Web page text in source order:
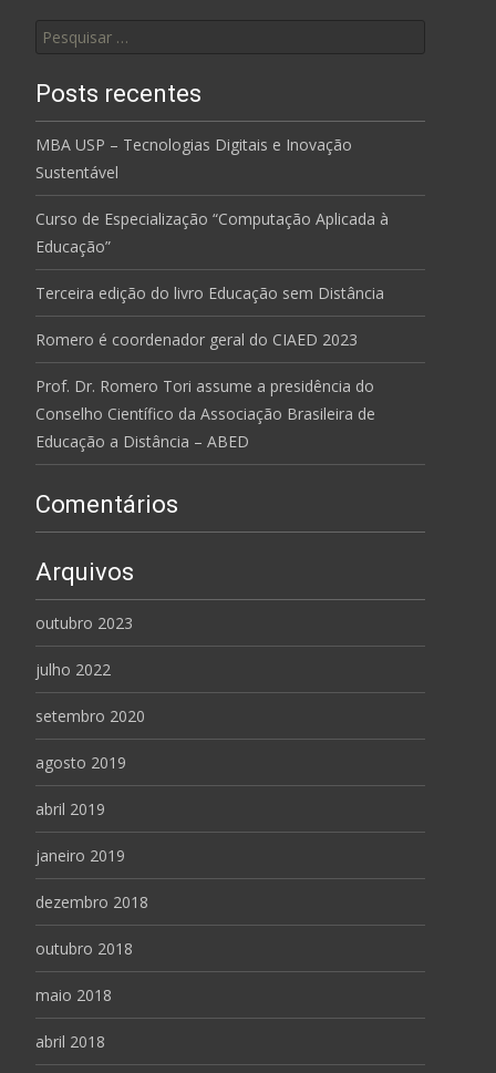
por:
Posts recentes
MBA USP – Tecnologias Digitais e Inovação
Sustentável
Curso de Especialização “Computação Aplicada à
Educação”
Terceira edição do livro Educação sem Distância
Romero é coordenador geral do CIAED 2023
Prof. Dr. Romero Tori assume a presidência do
Conselho Científico da Associação Brasileira de
Educação a Distância – ABED
Comentários
Arquivos
outubro 2023
julho 2022
setembro 2020
agosto 2019
abril 2019
janeiro 2019
dezembro 2018
outubro 2018
maio 2018
abril 2018